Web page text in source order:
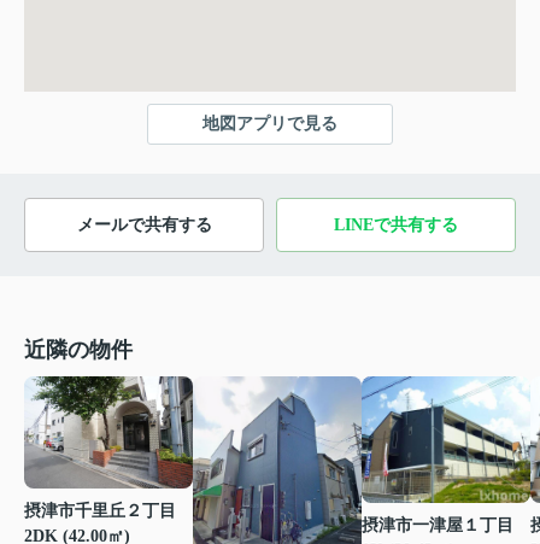
地図アプリで見る
メールで共有する LINEで共有する
近隣の物件
摂津市千里丘２丁目
2DK (42.00㎡)
摂津市一津屋１丁目